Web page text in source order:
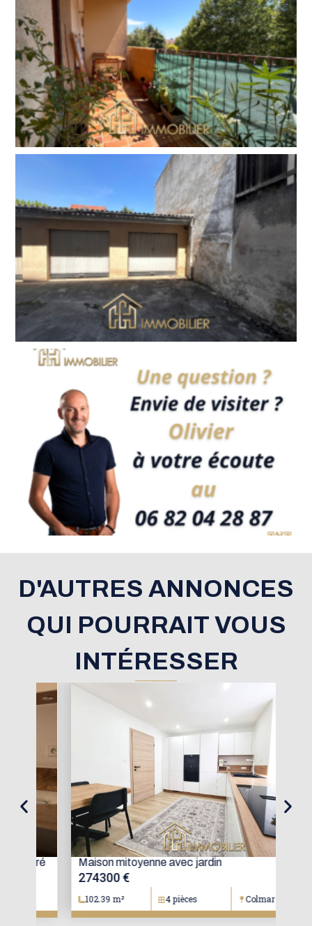
D'AUTRES ANNONCES
QUI POURRAIT VOUS
INTÉRESSER
Maison mitoyenne avec jardin
274300 €
102.39 m² 4 pièces